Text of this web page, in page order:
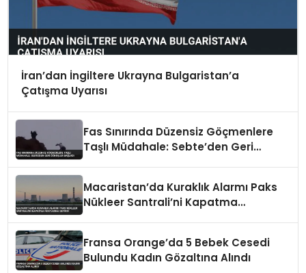
İran’dan İngiltere Ukrayna Bulgaristan’a
Çatışma Uyarısı
Fas Sınırında Düzensiz Göçmenlere
Taşlı Müdahale: Sebte’den Geri
Macaristan’da Kuraklık Alarmı Paks
Nükleer Santrali’ni Kapatma
Fransa Orange’da 5 Bebek Cesedi
Bulundu Kadın Gözaltına Alındı